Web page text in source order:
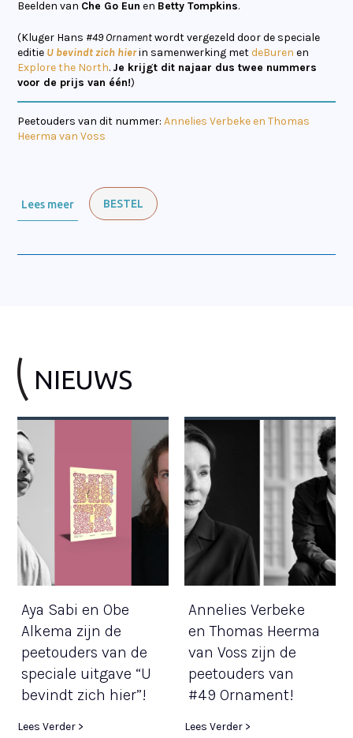
Beelden van Che Go Eun en Betty Tompkins.
(Kluger Hans #49 Ornamentwordt vergezeld door de speciale
editie U bevindt zich hierin samenwerking metdeBuren en
Explore the North. Je krijgt dit najaar dus twee nummers
voor de prijs van één!)
Peetouders van dit nummer:Annelies Verbeke en Thomas
Heerma van Voss
Lees meer BESTEL
NIEUWS
Aya Sabi en Obe
Alkema zijn de
peetouders van de
speciale uitgave “U
bevindt zich hier”!
Lees Verder >
Annelies Verbeke
en Thomas Heerma
van Voss zijn de
peetouders van
#49 Ornament!
Lees Verder >